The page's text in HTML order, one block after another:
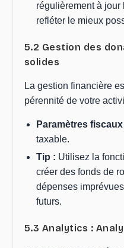
régulièrement à
refléter le mieux
5.2 Gestion des
solides
La gestion financière
pérennité de votre
Paramètres fiscaux
taxable.
Tip : Utilisez la
créer des fonds de
dépenses
futurs.
5.3 Analytics :